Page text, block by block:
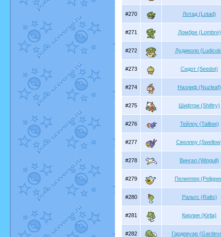
#270 Лотад (Lotad)
#271 Ломбре (Lombre)
#272 Лудиколо
#273 Сидот (Seedot)
#274 Назлиф (Nuzleaf)
#275 Шифтри (Shiftry)
#276 Тейлоу (Taillow)
#277 Свеллоу
#278 Вингал (Wingull)
#279 Пелиппер
#280 Ральтс (Ralts)
#281 Кирлия (Kirlia)
#282 Гардевуар